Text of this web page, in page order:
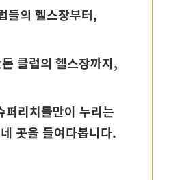
들의 헬스장부터,
클럽의 헬스장까지,
퍼리치들만이 누리는
곳을 들여다봅니다.